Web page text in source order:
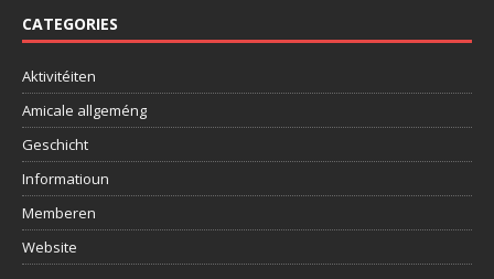
CATEGORIES
Aktivitéiten
Amicale allgeméng
Geschicht
Informatioun
Memberen
Website